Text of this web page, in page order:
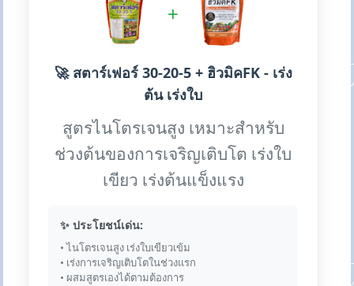
+
🚀 สตาร์เฟอร์ 30-20-5 + ฮิวมิคFK - เร่ง
ต้น เร่งใบ
สูตรไนโตรเจนสูง เหมาะสำหรับ
ช่วงต้นของการเจริญเติบโต เร่งใบ
เขียว เร่งต้นแข็งแรง
✨ ประโยชน์เด่น:
• ไนโตรเจนสูง เร่งใบเขียวเข้ม
• เร่งการเจริญเติบโตในช่วงแรก
• ผสมสูตรเองได้ตามต้องการ